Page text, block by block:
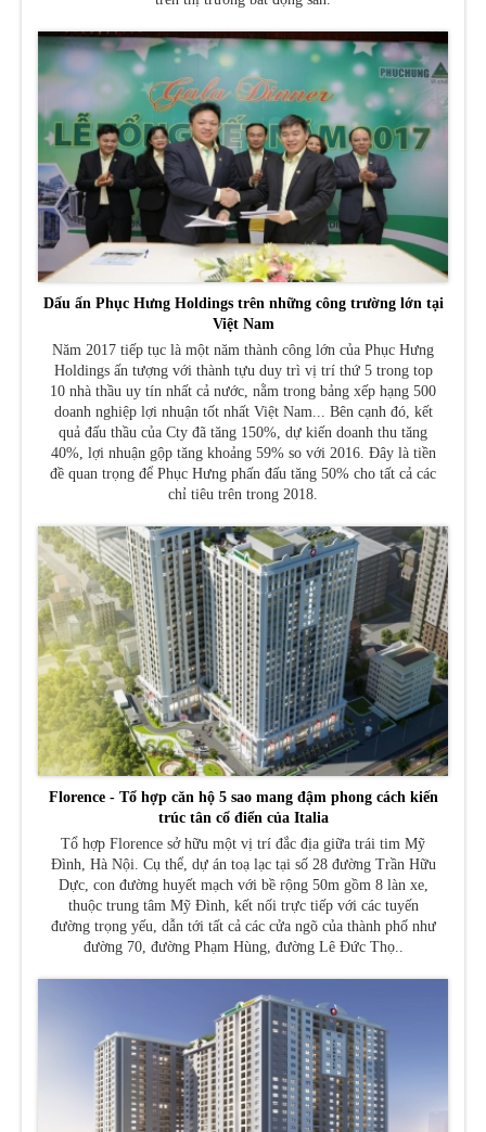
Dấu ấn Phục Hưng Holdings trên những công trường lớn tại
Việt Nam
Năm 2017 tiếp tục là một năm thành công lớn của Phục Hưng
Holdings ấn tượng với thành tựu duy trì vị trí thứ 5 trong top
10 nhà thầu uy tín nhất cả nước, nằm trong bảng xếp hạng 500
doanh nghiệp lợi nhuận tốt nhất Việt Nam... Bên cạnh đó, kết
quả đấu thầu của Cty đã tăng 150%, dự kiến doanh thu tăng
40%, lợi nhuận gộp tăng khoảng 59% so với 2016. Đây là tiền
đề quan trọng để Phục Hưng phấn đấu tăng 50% cho tất cả các
chỉ tiêu trên trong 2018.
Florence - Tổ hợp căn hộ 5 sao mang đậm phong cách kiến
trúc tân cổ điển của Italia
Tổ hợp Florence sở hữu một vị trí đắc địa giữa trái tim Mỹ
Đình, Hà Nội. Cụ thể, dự án toạ lạc tại số 28 đường Trần Hữu
Dực, con đường huyết mạch với bề rộng 50m gồm 8 làn xe,
thuộc trung tâm Mỹ Đình, kết nối trực tiếp với các tuyến
đường trọng yếu, dẫn tới tất cả các cửa ngõ của thành phố như
đường 70, đường Phạm Hùng, đường Lê Đức Thọ..